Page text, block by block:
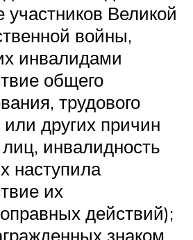
участников Великой
войны,
инвалидами
общего
трудового
или других причин
инвалидность
наступила
их
действий);
знаком